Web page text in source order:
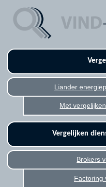
Liander
Met
Vergelijken
Brokers
Factoring